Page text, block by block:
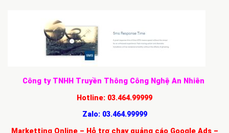
Công ty TNHH Truyền Thông Công Nghệ An Nhiên
Hotline: 03.464.99999
Zalo: 03.464.99999
Marketting Online – Hỗ trợ chạy quảng cáo Google Ads –